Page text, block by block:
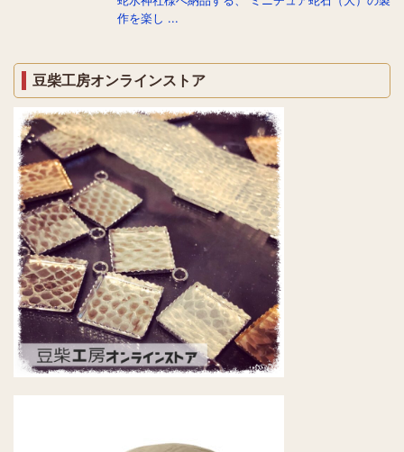
作を楽し ...
豆柴工房オンラインストア